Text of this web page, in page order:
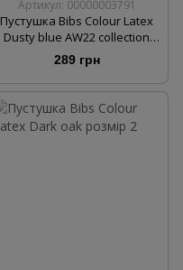
Артикул: 00000003791
Пустушка Bibs Colour Latex
Dusty blue AW22 collection
розмір 1
289 грн